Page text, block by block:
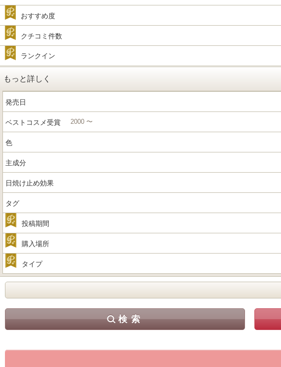
おすすめ度
クチコミ件数
ランクイン
もっと詳しく
発売日
ベストコスメ受賞 2000 〜
色
主成分
日焼け止め効果
タグ
投稿期間
購入場所
タイプ